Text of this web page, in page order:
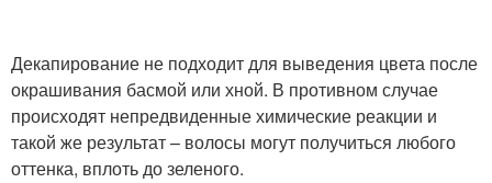
Декапирование не подходит для выведения цвета после
окрашивания басмой или хной. В противном случае
происходят непредвиденные химические реакции и
такой же результат – волосы могут получиться любого
оттенка, вплоть до зеленого.